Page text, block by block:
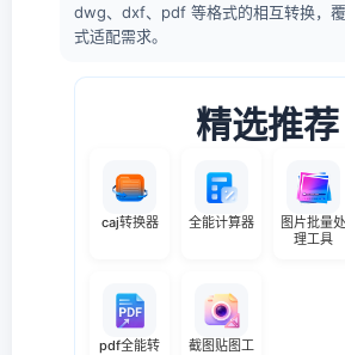
dwg、dxf、pdf 等格式的相互转换，
式适配需求。
精选推荐
caj转换器 全能计算器
图片批量处
理工具
pdf全能转
截图贴图工